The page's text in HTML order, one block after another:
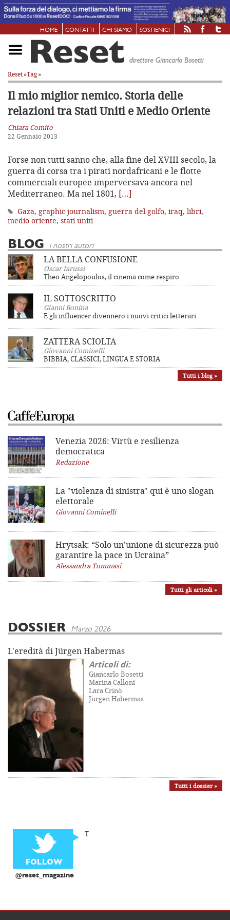
HOME CONTATTI CHI SIAMO SOSTIENICI
Reset»Tag»
Il mio miglior nemico. Storia delle
relazioni tra Stati Uniti e Medio Oriente
Chiara Comito
22 Gennaio 2013
Forse non tutti sanno che, alla fine del XVIII secolo, la
guerra di corsa tra i pirati nordafricani e le flotte
commerciali europee imperversava ancora nel
Mediterraneo. Ma nel 1801, […]
Gaza, graphic journalism, guerra del golfo, iraq, libri,
medio oriente, stati uniti
BLOG i nostri autori
LA BELLA CONFUSIONE
Oscar Iarussi
Theo Angelopoulos, il cinema come respiro
IL SOTTOSCRITTO
Gianni Bonina
E gli influencer divennero i nuovi critici letterari
ZATTERA SCIOLTA
Giovanni Cominelli
BIBBIA, CLASSICI, LINGUA E STORIA
Tutti i blog »
Venezia 2026: Virtù e resilienza
democratica
Redazione
La "violenza di sinistra" qui è uno slogan
elettorale
Giovanni Cominelli
Hrytsak: “Solo un’unione di sicurezza può
garantire la pace in Ucraina”
Alessandra Tommasi
Tutti gli articoli »
DOSSIER Marzo 2026
L'eredità di Jürgen Habermas
Articoli di:
Giancarlo Bosetti
Marina Calloni
Lara Crinò
Jürgen Habermas
Tutti i dossier »
@reset_magazine
T